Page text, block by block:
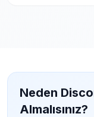
Neden
Almalısınız?